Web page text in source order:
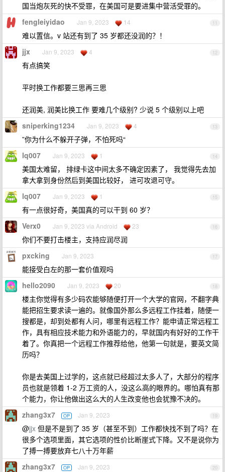
国当炮灰死的快不受罪，在美国可是要进集中营活受罪的。
11
fengleiyidao Jan 9, 2023 14
难以置信。v 站还有到了 35 岁都还没润的？！
12
jjx Jan 9, 2023 4
有点搞笑
平时换工作都要三思再三思
还润美, 润美比换工作 要难几个级别? 少说 5 个级别以上吧
13
sniperking1234 Jan 9, 2023 4
”你为什么不躲开子弹，不怕死吗“
14
lq007 Jan 9, 2023 1
美国太难留， 排绿卡这中间太多不确定因素了， 我觉得先去加
拿大拿到身份然后到美国比较好， 进可攻退可守。
15
lq007 Jan 9, 2023 1
有一点很好奇，美国真的可以干到 60 岁？
16
Verx0 Jan 9, 2023 via Android 23
你们不要打击楼主，支持应润尽润
17
pxcking Jan 9, 2023
能接受白左的那一套价值观吗
18
hello2090 Jan 9, 2023 20
楼主你觉得有多少码农能够随便打开一个大学的官网，不翻字典
能把招生要求读一遍的。就像国外那么多远程工作挂着，随便一
搜都是，却到处都有人问，哪里有远程工作？能申请正常远程工
作，具有相应技术能力和外语能力的，早就国内有好好的工作干
着了。你真把一个远程工作推荐给他，他第一句就是，要英文简
历吗？
你是去美国上过学的，这点就已经超过太多人了，大部分的程序
员也就是领着 1-2 万工资的人，没这么高的眼界的。哪怕真有那
个能力，你让他做出这么大的人生改变他也会犹豫不决的。
19
zhang3x7 OP Jan 9, 2023
@jjx 但是不是到了 35 岁（甚至不到）工作都快找不到了吗？在
很多个选项里面，其它选项的性价比断崖式下降。又不是说你为
了搏一搏要放弃七八十万年薪
20
zhang3x7 OP Jan 9, 2023